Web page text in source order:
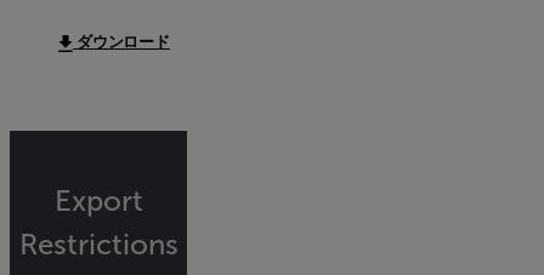
ダウンロード
Export
Restrictions